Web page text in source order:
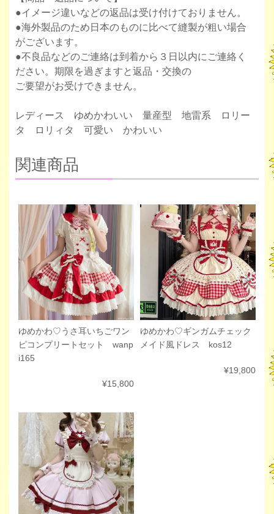
●イメージ違いなどの返品は受け付けておりません。
●海外製品のため日本のものに比べて縫製が粗い場合
がございます。
●不良品などのご連絡は到着から３日以内にご連絡く
ださい。期限を過ぎますと返品・交換の
ご要望がお受けできません。
レディース ゆめかわいい 量産型 地雷系 ロリー
タ ロリィタ 可愛い かわいい
関連商品
ゆめかわ♡うさ耳いちごワン
ピコンプリートセット wanp
i165
¥15,800
ゆめかわ♡ギンガムチェック
メイド風ドレス kos12
¥19,800